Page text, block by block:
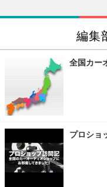
編集
全国カー
プロショ